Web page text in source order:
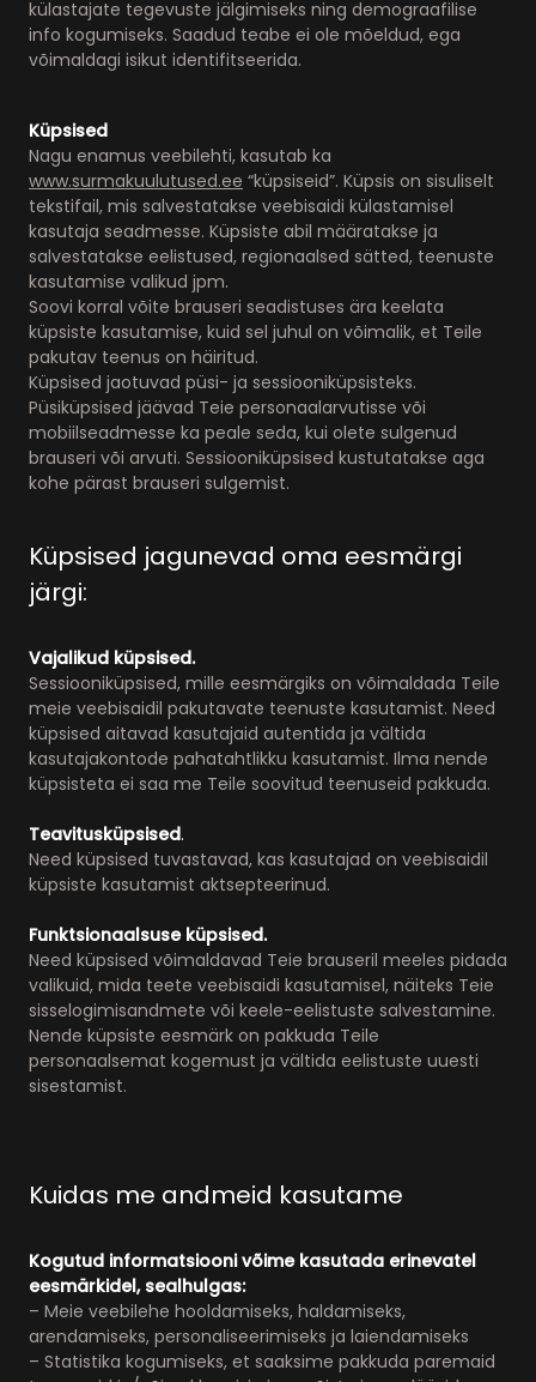
külastajate tegevuste jälgimiseks ning demograafilise
info kogumiseks. Saadud teabe ei ole mõeldud, ega
võimaldagi isikut identifitseerida.
Küpsised
Nagu enamus veebilehti, kasutab ka
www.surmakuulutused.ee “küpsiseid”. Küpsis on sisuliselt
tekstifail, mis salvestatakse veebisaidi külastamisel
kasutaja seadmesse. Küpsiste abil määratakse ja
salvestatakse eelistused, regionaalsed sätted, teenuste
kasutamise valikud jpm.
Soovi korral võite brauseri seadistuses ära keelata
küpsiste kasutamise, kuid sel juhul on võimalik, et Teile
pakutav teenus on häiritud.
Küpsised jaotuvad püsi- ja sessiooniküpsisteks.
Püsiküpsised jäävad Teie personaalarvutisse või
mobiilseadmesse ka peale seda, kui olete sulgenud
brauseri või arvuti. Sessiooniküpsised kustutatakse aga
kohe pärast brauseri sulgemist.
Küpsised jagunevad oma eesmärgi
järgi:
Vajalikud küpsised.
Sessiooniküpsised, mille eesmärgiks on võimaldada Teile
meie veebisaidil pakutavate teenuste kasutamist. Need
küpsised aitavad kasutajaid autentida ja vältida
kasutajakontode pahatahtlikku kasutamist. Ilma nende
küpsisteta ei saa me Teile soovitud teenuseid pakkuda.
Teavitusküpsised.
Need küpsised tuvastavad, kas kasutajad on veebisaidil
küpsiste kasutamist aktsepteerinud.
Funktsionaalsuse küpsised.
Need küpsised võimaldavad Teie brauseril meeles pidada
valikuid, mida teete veebisaidi kasutamisel, näiteks Teie
sisselogimisandmete või keele-eelistuste salvestamine.
Nende küpsiste eesmärk on pakkuda Teile
personaalsemat kogemust ja vältida eelistuste uuesti
sisestamist.
Kuidas me andmeid kasutame
Kogutud informatsiooni võime kasutada erinevatel
eesmärkidel, sealhulgas:
– Meie veebilehe hooldamiseks, haldamiseks,
arendamiseks, personaliseerimiseks ja laiendamiseks
– Statistika kogumiseks, et saaksime pakkuda paremaid